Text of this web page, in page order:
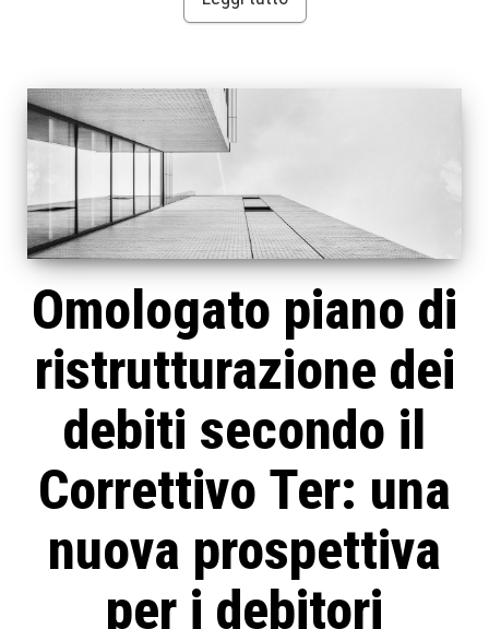
Omologato piano di
ristrutturazione dei
debiti secondo il
Correttivo Ter: una
nuova prospettiva
per i debitori